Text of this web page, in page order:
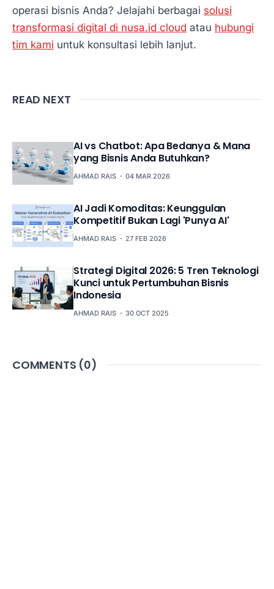
operasi bisnis Anda? Jelajahi berbagai solusi
transformasi digital di nusa.id cloud atau hubungi
tim kami untuk konsultasi lebih lanjut.
READ NEXT
AI vs Chatbot: Apa Bedanya & Mana
yang Bisnis Anda Butuhkan?
AHMAD RAIS 04 MAR 2026
AI Jadi Komoditas: Keunggulan
Kompetitif Bukan Lagi 'Punya AI'
AHMAD RAIS 27 FEB 2026
Strategi Digital 2026: 5 Tren Teknologi
Kunci untuk Pertumbuhan Bisnis
Indonesia
AHMAD RAIS 30 OCT 2025
COMMENTS (0)